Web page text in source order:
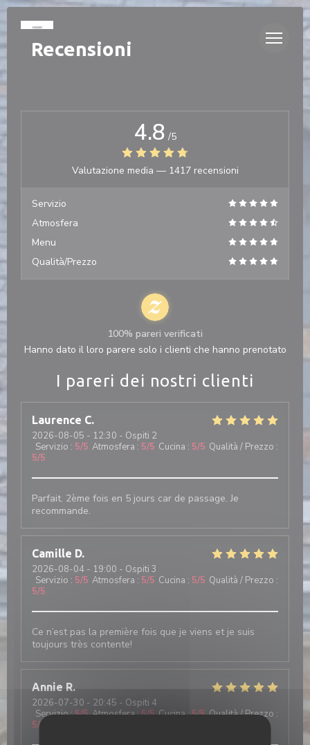
Personalizzazione delle tue scelte sui cookie
Recensioni
I pareri dei nostri clienti
Laurence C
2026-08-05 - 12:30 - Ospiti 2
Servizio : 5/5 Atmosfera : 5/5 Cucina : 5/5 Qualità / Prezzo :
5/5
Parfait. 2ème fois en 5 jours car de passage. Je
recommande.
Camille D
2026-08-04 - 19:00 - Ospiti 3
Servizio : 5/5 Atmosfera : 5/5 Cucina : 5/5 Qualità / Prezzo :
5/5
Ce n’est pas la première fois que je viens et je suis
toujours très contente!
Annie R
2026-07-30 - 20:45 - Ospiti 4
Servizio:5/5 Atmosfera:5/5 Cucina:5/5 Qualità / Prezzo :
5/5
4.8 /5
Valutazione media — 1417 recensioni
Servizio
Atmosfera
Menu
Qualità/Prezzo
100% pareri verificati
Hanno dato il loro parere solo i clienti che hanno prenotato